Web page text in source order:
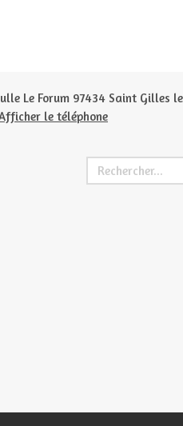
Le Forum 97434 Saint Gilles
le téléphone
Rechercher